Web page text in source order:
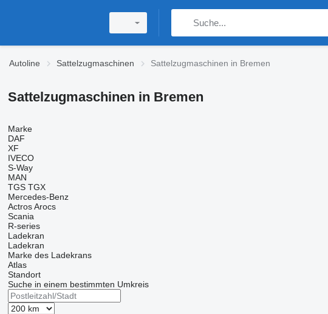
Autoline Sattelzugmaschinen Sattelzugmaschinen in Bremen
Sattelzugmaschinen in Bremen
Marke
DAF
XF
IVECO
S-Way
MAN
TGS TGX
Mercedes-Benz
Actros Arocs
Scania
R-series
Ladekran
Ladekran
Marke des Ladekrans
Atlas
Standort
Suche in einem bestimmten Umkreis